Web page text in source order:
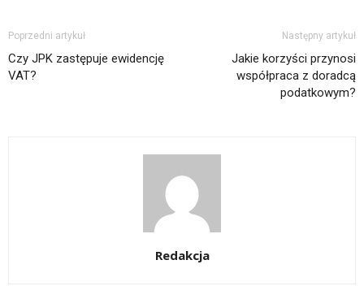
Poprzedni artykuł
Czy JPK zastępuje ewidencję
VAT?
Następny artykuł
Jakie korzyści przynosi
współpraca z doradcą
podatkowym?
Redakcja